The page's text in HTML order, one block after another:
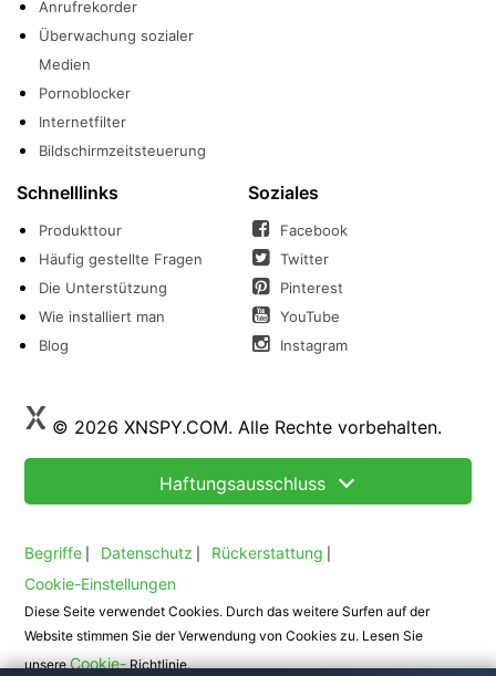
Anrufrekorder
Überwachung sozialer
Medien
Pornoblocker
Internetfilter
Bildschirmzeitsteuerung
Schnelllinks
Produkttour
Häufig gestellte Fragen
Die Unterstützung
Wie installiert man
Blog
Soziales
Facebook
Twitter
Pinterest
YouTube
Instagram
© 2026 XNSPY.COM. Alle Rechte vorbehalten.
Haftungsausschluss
Begriffe Datenschutz Rückerstattung
Cookie-Einstellungen
Diese Seite verwendet Cookies. Durch das weitere Surfen auf der
Website stimmen Sie der Verwendung von Cookies zu. Lesen Sie
unsereCookie-Richtlinie.